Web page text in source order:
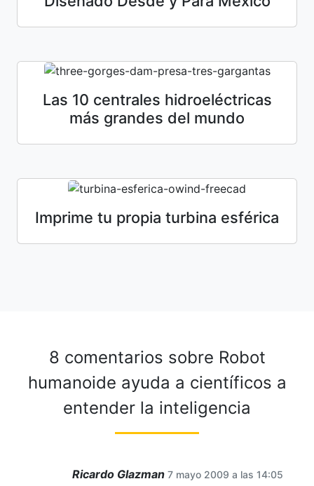
Las 10 centrales hidroeléctricas
más grandes del mundo
Imprime tu propia turbina esférica
8 comentarios sobre Robot
humanoide ayuda a científicos a
entender la inteligencia
Ricardo Glazman 7 mayo 2009 a las 14:05